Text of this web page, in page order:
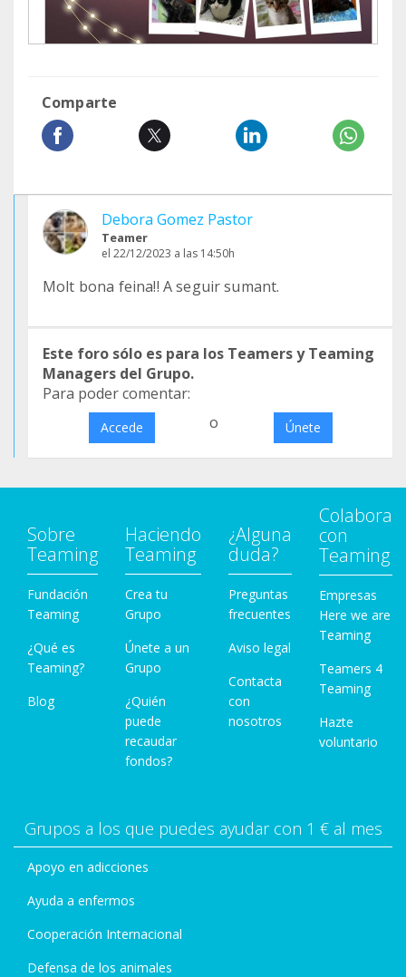
Comparte
Debora Gomez Pastor
Teamer
el 22/12/2023 a las 14:50h
Molt bona feina!! A seguir sumant.
Este foro sólo es para los Teamers y Teaming
Managers del Grupo.
Para poder comentar:
Accede o Únete
Sobre
Teaming
Fundación
Teaming
¿Qué es
Teaming?
Blog
Haciendo
Teaming
Crea tu
Grupo
Únete a un
Grupo
¿Quién
puede
recaudar
fondos?
¿Alguna
duda?
Preguntas
frecuentes
Aviso legal
Contacta
con
nosotros
Colabora
con
Teaming
Empresas
Here we are
Teaming
Teamers 4
Teaming
Hazte
voluntario
Grupos a los que puedes ayudar con 1 € al mes
Apoyo en adicciones
Ayuda a enfermos
Cooperación Internacional
Defensa de los animales